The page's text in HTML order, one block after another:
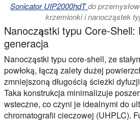
Sonicator UIP2000hdTdo
krzemionki i nanocząstek
Nanocząstki typu Core-Shell:
generacja
Nanocząstki typu core-shell, ze
powłoką, łączą zalety dużej
zmniejszoną długością ścieżki
Taka konstrukcja minimalizuje
wsteczne, co czyni je idealnymi do
chromatografii cieczowej (UHPLC).